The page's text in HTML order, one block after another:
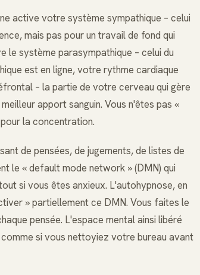
active votre système sympathique – celui
mais pas pour un travail de fond qui
le système parasympathique – celui du
est en ligne, votre rythme cardiaque
– la partie de votre cerveau qui gère
apport sanguin. Vous n'êtes pas «
la concentration.
de pensées, de jugements, de listes de
le « default mode network » (DMN) qui
si vous êtes anxieux. L'autohypnose, en
» partiellement ce DMN. Vous faites le
pensée. L'espace mental ainsi libéré
si vous nettoyiez votre bureau avant